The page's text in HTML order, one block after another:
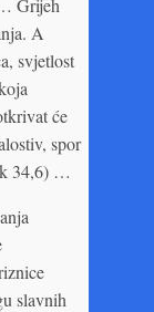
Grijeh
A
svjetlost
će
spor
34,6) …
slavnih